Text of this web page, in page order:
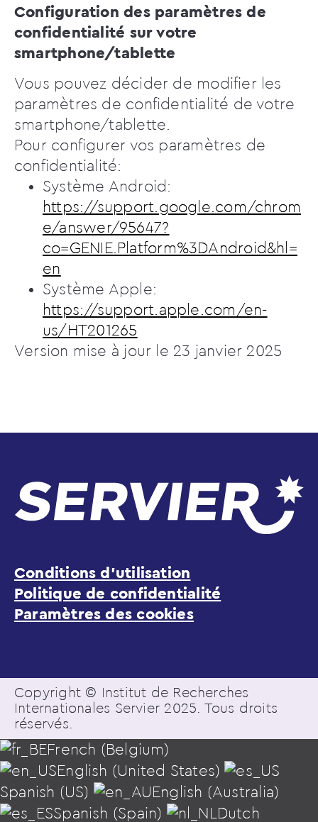
Configuration des paramètres de
confidentialité sur votre
smartphone/tablette
Vous pouvez décider de modifier les
paramètres de confidentialité de votre
smartphone/tablette.
Pour configurer vos paramètres de
confidentialité:
Système Android:
https://support.google.com/chrom
e/answer/95647?
co=GENIE.Platform%3DAndroid&hl=
en
Système Apple:
https://support.apple.com/en-
us/HT201265
Version mise à jour le 23 janvier 2025
Conditions d’utilisation
Politique de confidentialité
Paramètres des cookies
Copyright © Institut de Recherches
Internationales Servier 2025. Tous droits
réservés.
French (Belgium)
English (United States)
Spanish (US)
English (Australia)
Spanish (Spain)
Dutch